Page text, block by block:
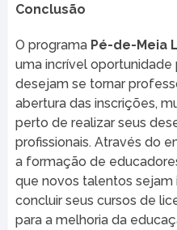
Conclusão
O programa Pé-de-Meia
uma incrível
desejam se tornar
abertura das inscrições,
perto de realizar seus
profissionais. Através do
a formação de
que novos talentos sejam
concluir seus cursos de
para a melhoria da